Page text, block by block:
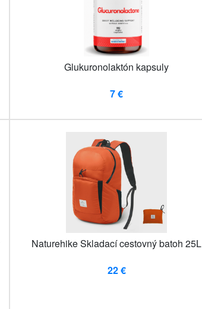
Glukuronolaktón kapsuly
7 €
Naturehike Skladací cestovný batoh 25L
22 €